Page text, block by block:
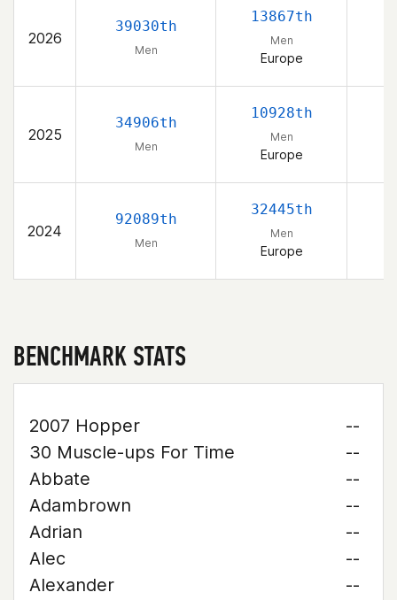
2026
39030th
Men
13867th
Men
Europe
2025
34906th
Men
10928th
Men
Europe
2024
92089th
Men
32445th
Men
Europe
BENCHMARK STATS
2007 Hopper
--
30 Muscle-ups For Time
--
Abbate
--
Adambrown
--
Adrian
--
Alec
--
Alexander
--